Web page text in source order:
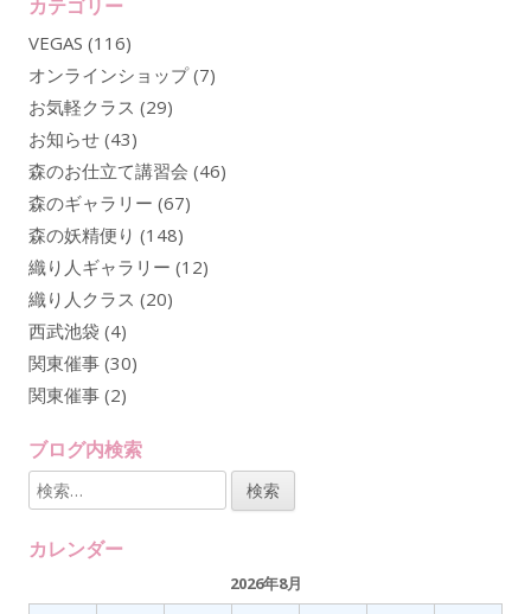
カテゴリー
VEGAS (116)
オンラインショップ(7)
お気軽クラス (29)
お知らせ (43)
森のお仕立て講習会 (46)
森のギャラリー (67)
森の妖精便り (148)
織り人ギャラリー (12)
織り人クラス (20)
西武池袋 (4)
関東催事 (30)
関東催事 (2)
ブログ内検索
検
索
:カレンダー
2026年8月